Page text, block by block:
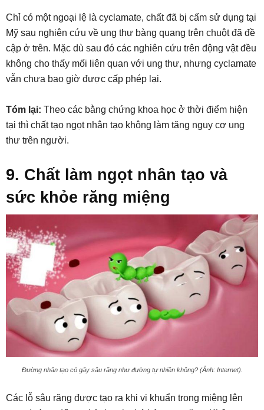
Chỉ có một ngoại lệ là cyclamate, chất đã bị cấm sử dụng tại
Mỹ sau nghiên cứu về ung thư bàng quang trên chuột đã đề
cập ở trên. Mặc dù sau đó các nghiên cứu trên động vật đều
không cho thấy mối liên quan với ung thư, nhưng cyclamate
vẫn chưa bao giờ được cấp phép lại.
Tóm lại: Theo các bằng chứng khoa học ở thời điểm hiện
tại thì chất tạo ngọt nhân tạo không làm tăng nguy cơ ung
thư trên người.
9. Chất làm ngọt nhân tạo và
sức khỏe răng miệng
Đường nhân tạo có gây sâu răng như đường tự nhiên không? (Ảnh: Internet).
Các lỗ sâu răng được tạo ra khi vi khuẩn trong miệng lên